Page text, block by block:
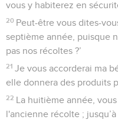
vous y habiterez en
20 Peut-être vous dites-
septième année, puisque
pas nos récoltes ?’
21 Je vous accorderai ma
elle donnera des produits
22
La huitième année,
l'ancienne récolte ;